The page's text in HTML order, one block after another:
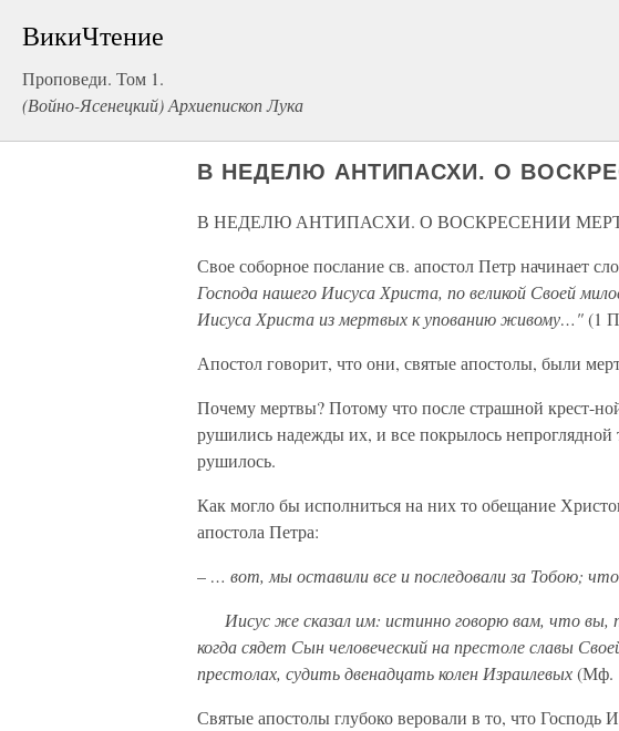
ВикиЧтение
Проповеди. Том 1.
(Войно-Ясенецкий) Архиепископ Лука
В НЕДЕЛЮ АНТИПАСХИ. О
В НЕДЕЛЮ АНТИПАСХИ. О ВОСКРЕСЕНИИ
Свое соборное послание св. апостол Петр начинает
Господа нашего Иисуса Христа, по великой Своей
Иисуса Христа из мертвых к упованию живому…"(1
Апостол говорит, что они, святые апостолы, были
Почему мертвы? Потому что после страшной крест-
рушились надежды их, и все покрылось
рушилось.
Как могло бы исполниться на них то обещание
апостола Петра:
– … вот, мы оставили все и последовали за Тобою;
Иисус же сказал им: истинно говорю вам, что вы,
когда сядет Сын человеческий на престоле славы
престолах, судить двенадцать колен Израилевых(Мф.
Святые апостолы глубоко веровали в то, что